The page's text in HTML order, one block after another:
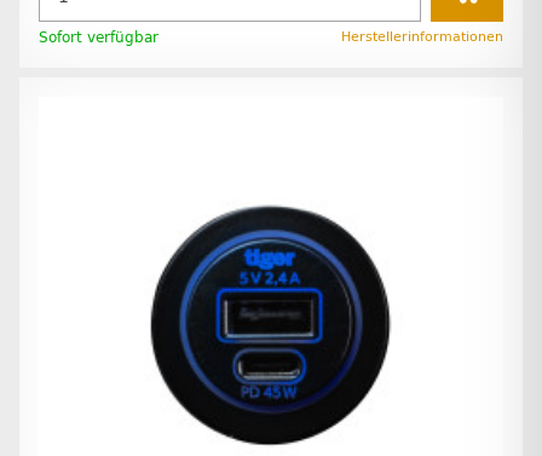
Sofort verfügbar Herstellerinformationen